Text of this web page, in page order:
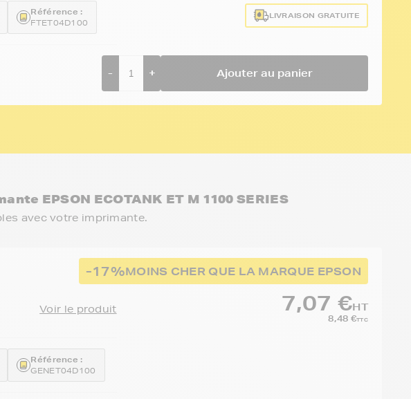
Référence :
FTET04D100
LIVRAISON GRATUITE
- + Ajouter au panier
EPSON ECOTANK ET M 1100 SERIES
avec votre imprimante.
-17%MOINS CHER QUE LA MARQUE EPSON
Voir le produit
Référence :
GENET04D100
7,07 €HT
8,48 €TTC